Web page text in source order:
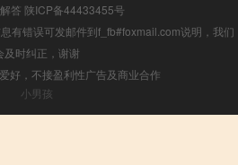
答 陕ICP备44433455号
有错误可发邮件到f_fb#foxmail.com说明，我们
及时纠正，谢谢
好，不接盈利性广告及商业合作
小男孩